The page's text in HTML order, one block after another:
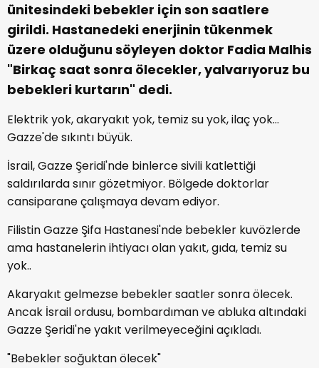
ünitesindeki bebekler için son saatlere
girildi. Hastanedeki enerjinin tükenmek
üzere olduğunu söyleyen doktor Fadia Malhis
"Birkaç saat sonra ölecekler, yalvarıyoruz bu
bebekleri kurtarın" dedi.
Elektrik yok, akaryakıt yok, temiz su yok, ilaç yok...
Gazze'de sıkıntı büyük.
İsrail, Gazze Şeridi'nde binlerce sivili katlettiği
saldırılarda sınır gözetmiyor. Bölgede doktorlar
cansiparane çalışmaya devam ediyor.
Filistin Gazze Şifa Hastanesi'nde bebekler kuvözlerde
ama hastanelerin ihtiyacı olan yakıt, gıda, temiz su
yok..
Akaryakıt gelmezse bebekler saatler sonra ölecek.
Ancak İsrail ordusu, bombardıman ve abluka altındaki
Gazze Şeridi'ne yakıt verilmeyeceğini açıkladı.
"Bebekler soğuktan ölecek"